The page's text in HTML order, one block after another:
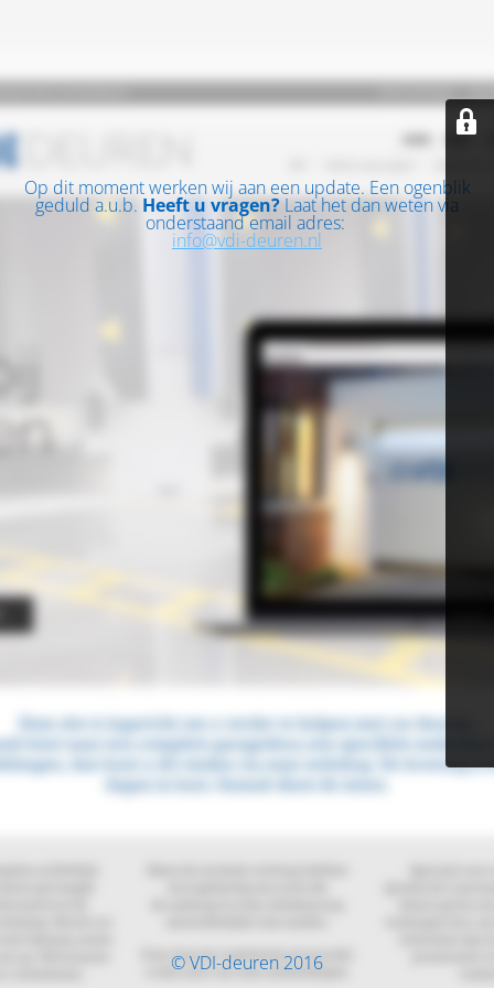
Op dit moment werken wij aan een update. Een ogenblik
geduld a.u.b. Heeft u vragen? Laat het dan weten via
onderstaand email adres:
info@vdi-deuren.nl
© VDI-deuren 2016